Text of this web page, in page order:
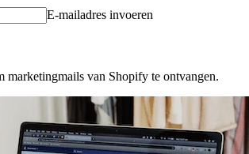
E-mailadres invoeren
marketingmails van Shopify te ontvangen.